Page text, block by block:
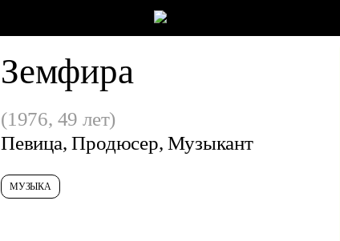
Земфира
(1976, 49 лет)
Певица, Продюсер, Музыкант
МУЗЫКА